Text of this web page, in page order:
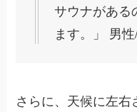
サウナがある
ます。」 男
さらに、天候に左